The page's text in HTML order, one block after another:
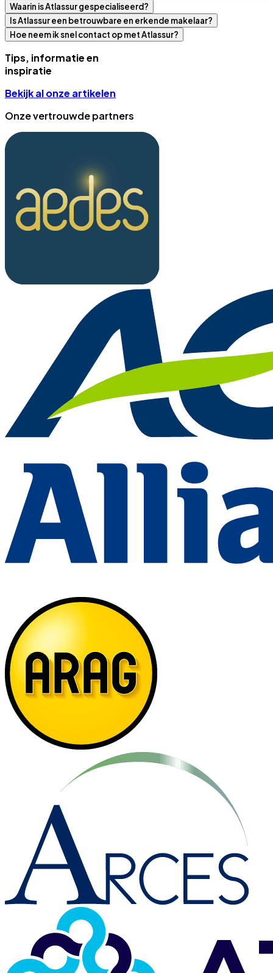
Waarin is Atlassur gespecialiseerd?
Is Atlassur een betrouwbare en erkende makelaar?
Hoe neem ik snel contact op met Atlassur?
Tips, informatie en
inspiratie
Bekijk al onze artikelen
Onze vertrouwde partners